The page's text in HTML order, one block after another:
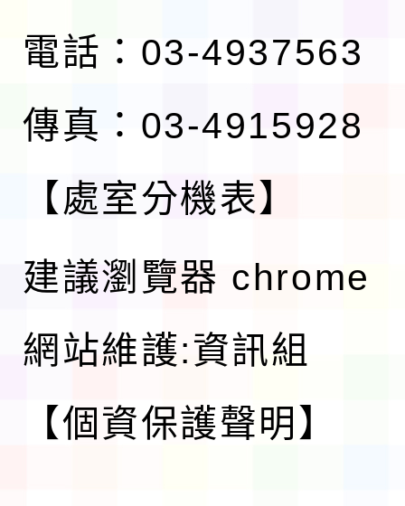
電話：03-4937563
傳真：03-4915928
【處室分機表】
建議瀏覽器 chrome
網站維護:資訊組
【個資保護聲明】